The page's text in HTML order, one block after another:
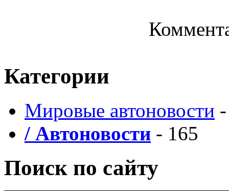
Категории
Мировые автоновости
/ Автоновости - 165
Поиск по сайту